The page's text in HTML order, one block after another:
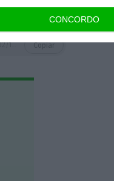
CONCORDO
https://eco.sapo.pt/2020/02/11/deslize-no-airbnb-pos-contas-no-vermelho-plataforma-teve-prejuizo-de-322-milhoes-entre-janeiro-e-setembro/ Copiar